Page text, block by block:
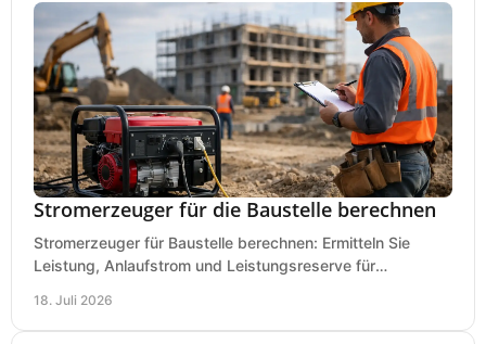
Stromerzeuger für die Baustelle berechnen
Stromerzeuger für Baustelle berechnen: Ermitteln Sie
Leistung, Anlaufstrom und Leistungsreserve für
18. Juli 2026